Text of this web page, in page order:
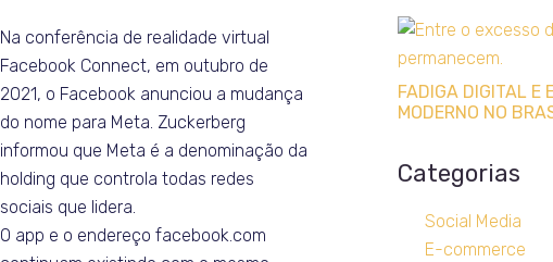
Na conferência de realidade virtual
Facebook Connect, em outubro de
2021, o Facebook anunciou a mudança
do nome para Meta. Zuckerberg
informou que Meta é a denominação da
holding que controla todas redes
sociais que lidera.
O app e o endereço facebook.com
FADIGA DIGITAL E
MODERNO NO
Categorias
Social Media
E-commerce